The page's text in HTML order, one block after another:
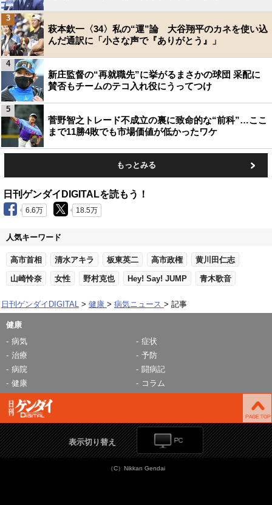
萩本欽一〈34〉私の“運”論 大谷翔平のカネを使い込
んだ通訳に「小さな声で『ありがとう』」
3
新庄監督の“再就職先”に挙がるまさかの球団 采配に
賛否もチームのテコ入れ役にうってつけ
4
菅野智之トレード不成立の裏に致命的な“前科”…ここ
まで11勝4敗でも市場価値が低かったワケ
5
もっとみる
日刊ゲンダイDIGITALを読もう！
6.6万 18.5万
人気キーワード
高市首相 清水アキラ 板東英二 高市政権 黄川田仁志
山崎怜奈 女性 野村克也 Hey! Say! JUMP 青木歌音
日刊ゲンダイDIGITAL 健康 病気ニュース 記事
健康
病気
症状
治療
予防
病院
闘病記
健康
コラム
表示切り替え
（C）Nikkan Gendai